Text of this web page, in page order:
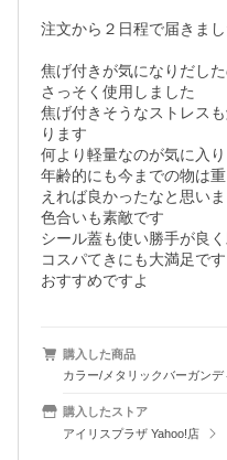
注文から２日程で届きまし
焦げ付きが気になりだし
さっそく使用しました
焦げ付きそうなストレス
ります
何より軽量なのが気に入
年齢的にも今までの物は
えれば良かったなと思い
色合いも素敵です
シール蓋も使い勝手が良
コスパてきにも大満足です
おすすめですよ
購入した商品
カラー/メタリックバーガン
購入したストア
アイリスプラザ Yahoo!店